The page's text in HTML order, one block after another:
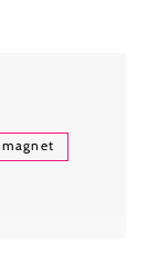
magnet